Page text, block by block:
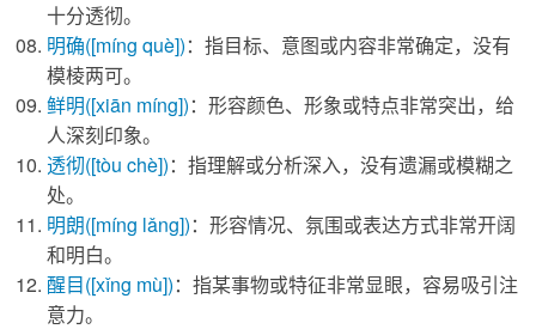
十分透彻。
明确([míng què])：指目标、意图或内容非常确定，没有
模棱两可。
鲜明([xiān míng])：形容颜色、形象或特点非常突出，给
人深刻印象。
透彻([tòu chè])：指理解或分析深入，没有遗漏或模糊之
处。
明朗([míng lǎng])：形容情况、氛围或表达方式非常开阔
和明白。
醒目([xǐng mù])：指某事物或特征非常显眼，容易吸引注
意力。